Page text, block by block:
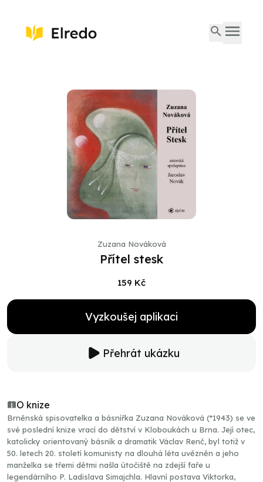
Zuzana Nováková
Přítel stesk
159 Kč
Vyzkoušej aplikaci
Přehrát ukázku
O knize
Brněnská spisovatelka a básnířka Zuzana Nováková (*1943) se ve
své poslední knize vrací do dětství v Kloboukách u Brna. Její otec,
katolicky orientovaný básník a dramatik Václav Renč, byl totiž v
50. letech 20. století komunisty na dlouhá léta uvězněn a jeho
manželka se třemi dětmi našla útočiště na zdejší faře u
legendárního P. Ladislava Simajchla. Hlavní postava Viktorka,